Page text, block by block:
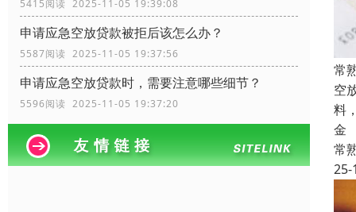
5415阅读 2025-11-05 19:39:08
申请应急空放贷款被拒后该怎么办？
5587阅读 2025-11-05 19:37:56
申请应急空放贷款时，需要注意哪些细节？
5596阅读 2025-11-05 19:37:20
常
空
料
金
常
25-